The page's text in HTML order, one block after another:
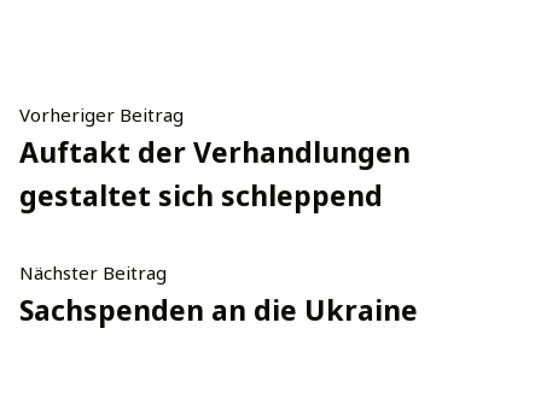
Beitragsnavigation
Vorheriger BeitragVorheriger
Beitrag:
Auftakt der Verhandlungen
gestaltet sich schleppend
Nächster BeitragNächster
Beitrag:
Sachspenden an die Ukraine